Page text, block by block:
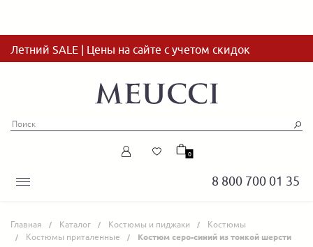
Летний SALE | Цены на сайте с учетом скидок
8 800 700 01 35
0
Главная Каталог Костюмы и пиджаки
Костюмы
Костюмы приталенные
Костюм серо-синий из тонкой шерсти